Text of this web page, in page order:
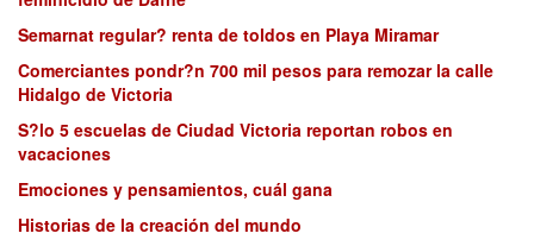
Semarnat regular? renta de toldos en Playa Miramar
Comerciantes pondr?n 700 mil pesos para remozar la calle
Hidalgo de Victoria
S?lo 5 escuelas de Ciudad Victoria reportan robos en
vacaciones
Emociones y pensamientos, cuál gana
Historias de la creación del mundo